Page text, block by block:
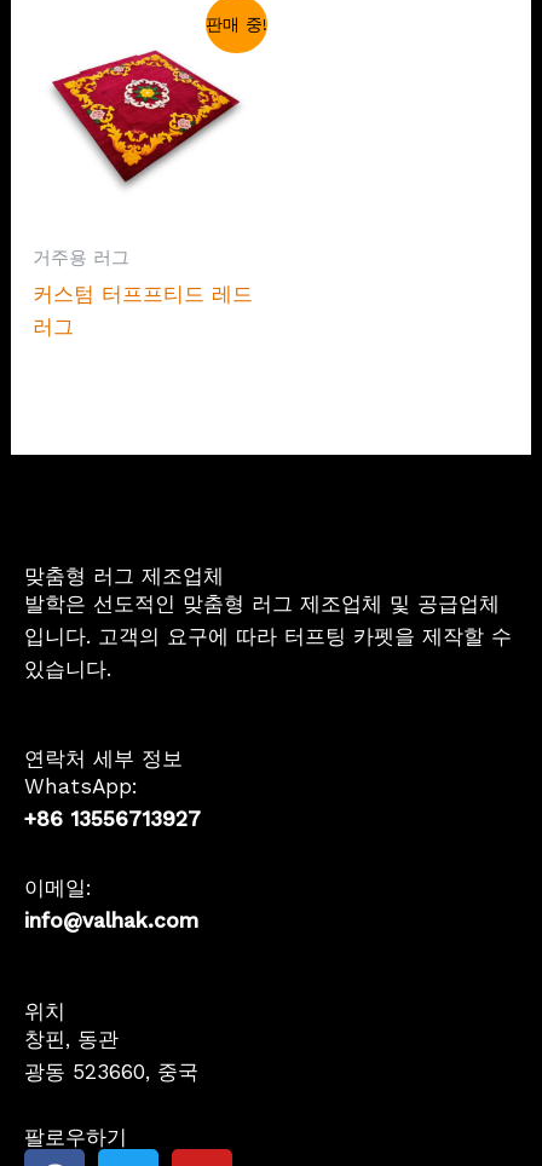
판매 중!
거주용 러그
커스텀 터프프티드 레드
러그
맞춤형 러그 제조업체
발학은 선도적인 맞춤형 러그 제조업체 및 공급업체
입니다. 고객의 요구에 따라 터프팅 카펫을 제작할 수
있습니다.
연락처 세부 정보
WhatsApp:
+86 13556713927
이메일:
info@valhak.com
위치
창핀, 동관
광동 523660, 중국
팔로우하기